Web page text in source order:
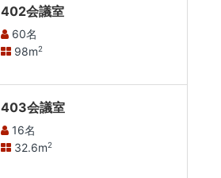
402会議室
60名
98m2
403会議室
16名
32.6m2